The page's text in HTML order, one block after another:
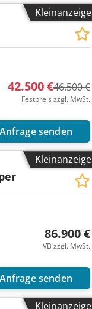
Kleinanzeige
42.500 €46.500 €
Festpreis zzgl. MwSt.
Anfrage senden
Kleinanzeige
86.900 €
VB zzgl. MwSt.
Anfrage senden
Kleinanzeige